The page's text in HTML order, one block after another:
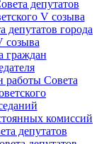
депутатов
V созыва
депутатов города
созыва
граждан
работы Совета
комиссий
депутатов